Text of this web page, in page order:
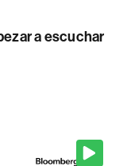
a escuchar